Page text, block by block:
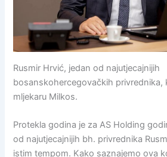
Rusmir Hrvić, jedan od najutjecajnijih
bosanskohercegovačkih privrednika,
mljekaru Milkos.
Protekla godina je za AS Holding
od najutjecajnijih bh. privrednika
istim tempom. Kako saznajemo ova